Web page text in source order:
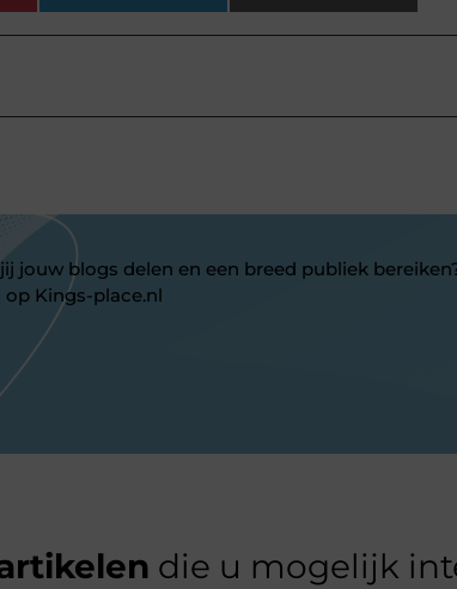
jouw blogs delen en een breed publiek
op Kings-place.nl
die u mogelijk